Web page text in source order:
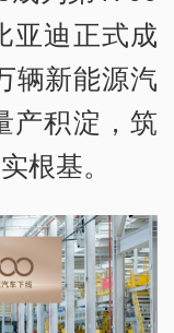
亚迪正式成
辆新能源汽
产积淀，筑
根基。